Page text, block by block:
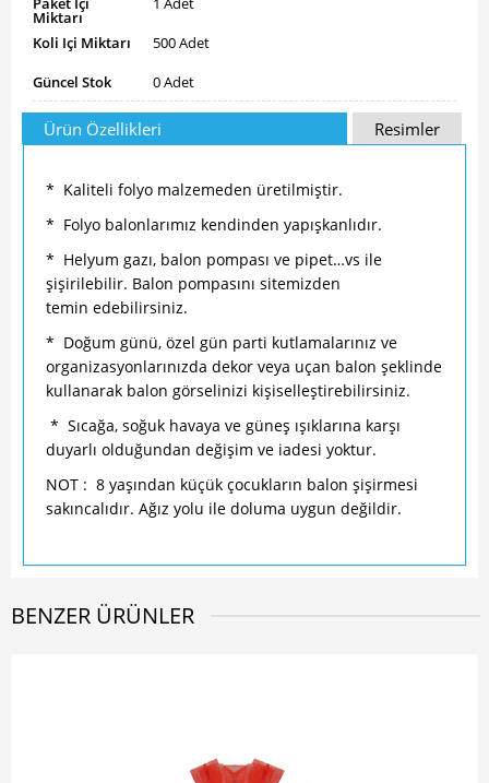
Miktarı
Koli Içi Miktarı
500 Adet
Güncel Stok
0 Adet
Ürün Özellikleri Resimler
* Kaliteli folyo malzemeden üretilmiştir.
* Folyo balonlarımız kendinden yapışkanlıdır.
* Helyum gazı, balon pompası ve pipet…vs ile
şişirilebilir. Balon pompasını sitemizden
temin edebilirsiniz.
* Doğum günü, özel gün parti kutlamalarınız ve
organizasyonlarınızda dekor veya uçan balon şeklinde
kullanarak balon görselinizi kişiselleştirebilirsiniz.
* Sıcağa, soğuk havaya ve güneş ışıklarına karşı
duyarlı olduğundan değişim ve iadesi yoktur.
NOT : 8 yaşından küçük çocukların balon şişirmesi
sakıncalıdır. Ağız yolu ile doluma uygun değildir.
BENZER ÜRÜNLER